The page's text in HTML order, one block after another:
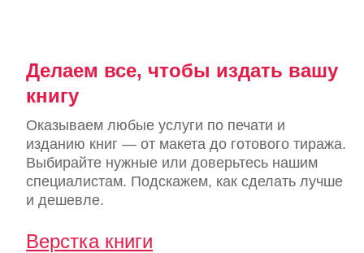
Делаем все, чтобы издать вашу
книгу
Оказываем любые услуги по печати и
изданию книг — от макета до готового тиража.
Выбирайте нужные или доверьтесь нашим
специалистам. Подскажем, как сделать лучше
и дешевле.
Верстка книги